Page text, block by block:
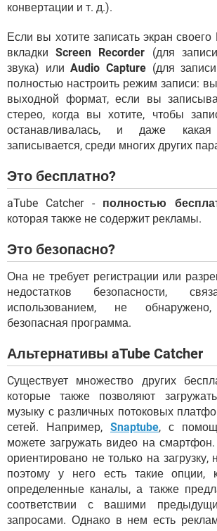
конвертации и т. д.).
Если вы хотите записать экран
вкладкиScreen Recorder (для
звука) илиAudio Capture(для записи
полностью настроить режим записи:
выходной формат, если вы
стерео, когда вы хотите, чтобы
останавливалась, и даже
записывается, среди многих других
Это бесплатно?
aTube Catcher - полностью
которая также не содержит рекламы.
Это безопасно?
Она не требует регистрации или
недостатков безопасности,
использованием, не
безопасная программа.
Альтернативы aTube Catcher
Cуществует множество других
которые также позволяют
музыку с различных потоковых
сетей. Например, Snaptube, с
можете загружать видео на
ориентировано не только на загрузку,
поэтому у него есть такие опции,
определенные каналы, а также
соответствии с вашими
запросами. Однако в нем есть